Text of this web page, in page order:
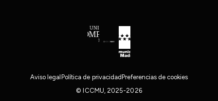
Aviso legalPolítica de privacidadPreferencias de cookies
© ICCMU, 2025-2026